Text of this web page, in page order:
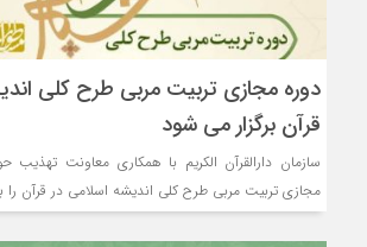
دوره مجازی تربیت مربی طرح کلی
قرآن برگزار می شود
سازمان دارالقرآن الکریم با همکاری معاونت تهذیب
مجازی تربیت مربی طرح کلی اندیشه اسلامی در قرآن را